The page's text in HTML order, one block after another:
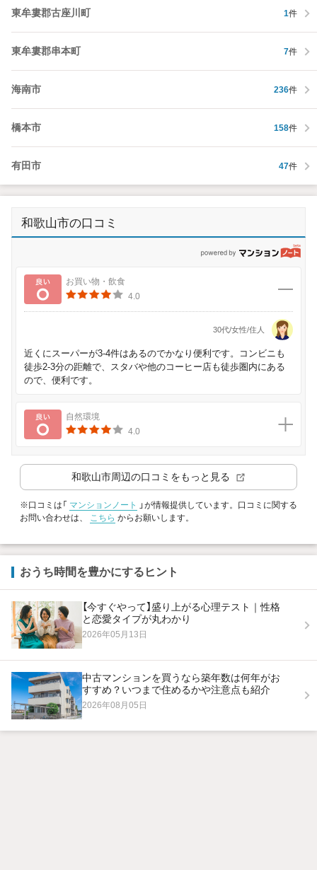
東牟婁郡古座川町 1件
東牟婁郡串本町 7件
海南市 236件
橋本市 158件
有田市 47件
和歌山市の口コミ
良い
お買い物・飲食
4.0
30代/女性/住人
近くにスーパーが3-4件はあるのでかなり便利です。コンビニも
徒歩2-3分の距離で、スタバや他のコーヒー店も徒歩圏内にある
ので、便利です。
良い
自然環境
4.0
和歌山市周辺の口コミをもっと見る
※口コミは「 マンションノート
」が情報提供しています。口コミに関する
お問い合わせは、 こちら からお願いします。
おうち時間を豊かにするヒント
【今すぐやって】盛り上がる心理テスト｜性格
と恋愛タイプが丸わかり
2026年05月13日
中古マンションを買うなら築年数は何年がお
すすめ？いつまで住めるかや注意点も紹介
2026年08月05日